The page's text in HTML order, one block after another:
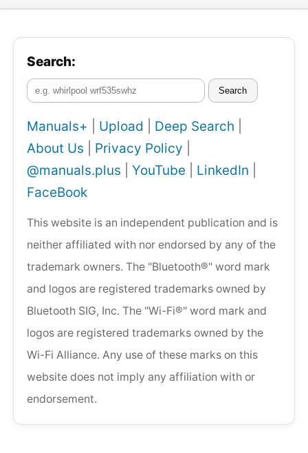
Search:
Search
Manuals+ Upload Deep Search
About Us
Privacy Policy
@manuals.plus
YouTube LinkedIn
FaceBook
This website is an independent publication and is
neither affiliated with nor endorsed by any of the
trademark owners. The "Bluetooth®" word mark
and logos are registered trademarks owned by
Bluetooth SIG, Inc. The "Wi-Fi®" word mark and
logos are registered trademarks owned by the
Wi-Fi Alliance. Any use of these marks on this
website does not imply any affiliation with or
endorsement.